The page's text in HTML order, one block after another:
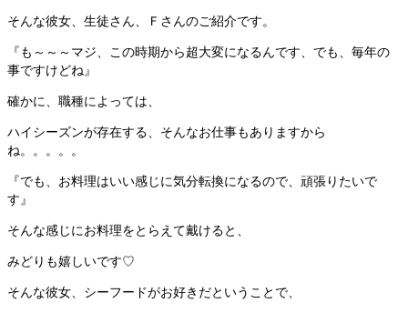
そんな彼女、生徒さん、Ｆさんのご紹介です。
『も～～～マジ、この時期から超大変になるんです、でも、毎年の
事ですけどね』
確かに、職種によっては、
ハイシーズンが存在する、そんなお仕事もありますから
ね。。。。。
『でも、お料理はいい感じに気分転換になるので、頑張りたいで
す』
そんな感じにお料理をとらえて戴けると、
みどりも嬉しいです♡
そんな彼女、シーフードがお好きだということで、